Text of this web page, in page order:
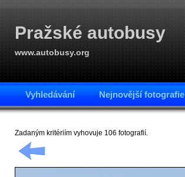
Pražské autobusy
www.autobusy.org
Vyhledávání Nejnovější fotografie
Zadaným kritériím vyhovuje 106 fotografií.